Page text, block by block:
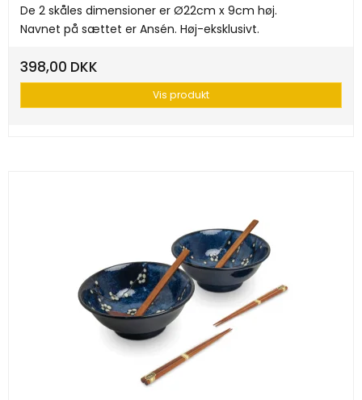
De 2 skåles dimensioner er Ø22cm x 9cm høj.
Navnet på sættet er Ansén. Høj-eksklusivt.
398,00 DKK
Vis produkt